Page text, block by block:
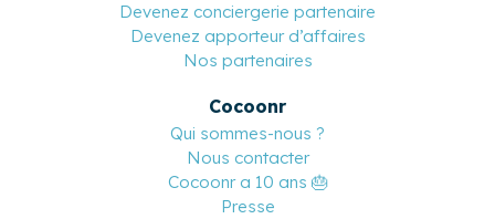
Devenez conciergerie partenaire
Devenez apporteur d’affaires
Nos partenaires
Cocoonr
Qui sommes-nous ?
Nous contacter
Cocoonr a 10 ans 🎂
Presse